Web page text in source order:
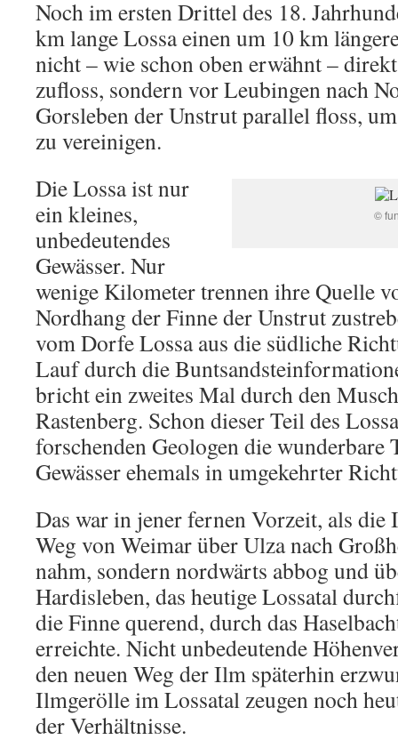
Noch im ersten Drittel des 18.
km lange Lossa einen um 10 km
nicht – wie schon oben erwähnt –
zufloss, sondern vor Leubingen nach
Gorsleben der Unstrut parallel floss,
zu vereinigen.
©
Die Lossa ist nur
ein kleines,
unbedeutendes
Gewässer. Nur
wenige Kilometer trennen ihre Quelle
Nordhang der Finne der Unstrut
vom Dorfe Lossa aus die südliche
Lauf durch die
bricht ein zweites Mal durch den
Rastenberg. Schon dieser Teil des
forschenden Geologen die wunderbare
Gewässer ehemals in umgekehrter
Das war in jener fernen Vorzeit, als
Weg von Weimar über Ulza nach
nahm, sondern nordwärts abbog und
Hardisleben, das heutige Lossatal
die Finne querend, durch das
erreichte. Nicht unbedeutende
den neuen Weg der Ilm späterhin
Ilmgerölle im Lossatal zeugen noch
der Verhältnisse.